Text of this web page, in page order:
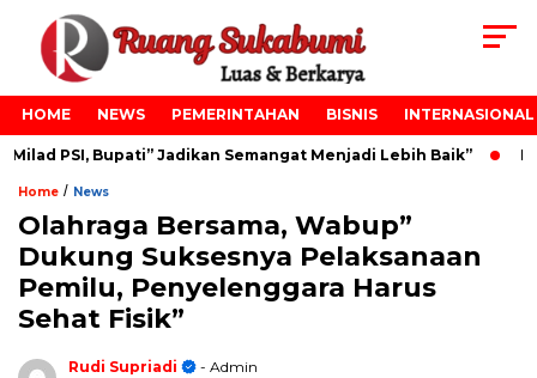
HOME NEWS PEMERINTAHAN BISNIS INTERNASIONAL
PSI, Bupati” Jadikan Semangat Menjadi Lebih Baik”
Home / News
Olahraga Bersama, Wabup”
Dukung Suksesnya Pelaksanaan
Pemilu, Penyelenggara Harus
Sehat Fisik”
Rudi Supriadi
- Admin